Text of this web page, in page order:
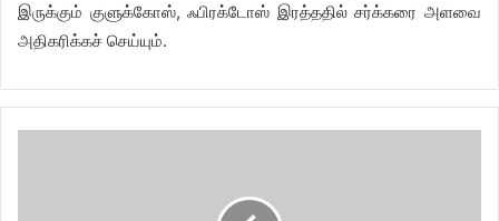
இருக்கும் குளுக்கோஸ், ஃபிரக்டோஸ் இரத்ததில் சர்க்கரை அளவை
அதிகரிக்கச் செய்யும்.